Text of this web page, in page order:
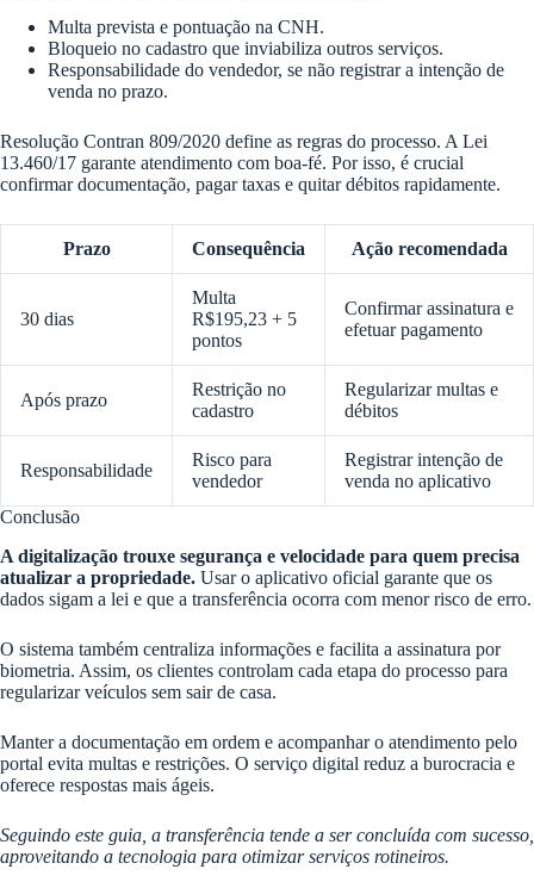
Multa prevista e pontuação na CNH.
Bloqueio no cadastro que inviabiliza outros serviços.
Responsabilidade do vendedor, se não registrar a intenção de
venda no prazo.
Resolução Contran 809/2020 define as regras do processo. A Lei
13.460/17 garante atendimento com boa-fé. Por isso, é crucial
confirmar documentação, pagar taxas e quitar débitos rapidamente.
Prazo Consequência Ação recomendada
30 dias
Multa
R$195,23 + 5
pontos
Confirmar assinatura e
efetuar pagamento
Após prazo
Restrição no
cadastro
Regularizar multas e
débitos
Responsabilidade
Risco para
vendedor
Registrar intenção de
venda no aplicativo
Conclusão
A digitalização trouxe segurança e velocidade para quem precisa
atualizar a propriedade. Usar o aplicativo oficial garante que os
dados sigam a lei e que a transferência ocorra com menor risco de erro.
O sistema também centraliza informações e facilita a assinatura por
biometria. Assim, os clientes controlam cada etapa do processo para
regularizar veículos sem sair de casa.
Manter a documentação em ordem e acompanhar o atendimento pelo
portal evita multas e restrições. O serviço digital reduz a burocracia e
oferece respostas mais ágeis.
Seguindo este guia, a transferência tende a ser concluída com sucesso,
aproveitando a tecnologia para otimizar serviços rotineiros.